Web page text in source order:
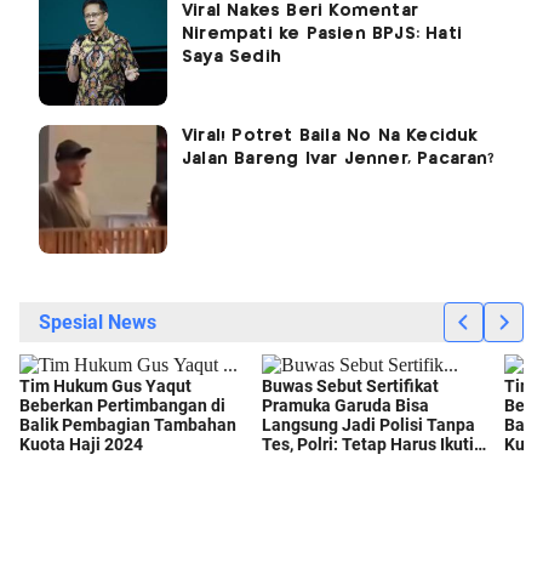
Viral Nakes Beri Komentar
Nirempati ke Pasien BPJS: Hati
Saya Sedih
Viral! Potret Baila No Na Keciduk
Jalan Bareng Ivar Jenner, Pacaran?